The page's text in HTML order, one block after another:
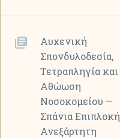
Αυχενική
Σπονδυλοδεσία,
Τετραπληγία και
Αθώωση
Νοσοκομείου —
Σπάνια Επιπλοκή
Ανεξάρτητη